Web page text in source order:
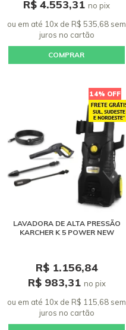
R$ 4.553,31 no pix
ou em até 10x de R$ 535,68 sem
juros no cartão
COMPRAR
14% OFF
LAVADORA DE ALTA PRESSÃO
KARCHER K 5 POWER NEW
R$ 1.156,84
R$ 983,31 no pix
ou em até 10x de R$ 115,68 sem
juros no cartão